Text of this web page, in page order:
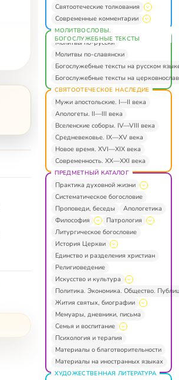
Святоотеческие толкования
Современные комментарии
МОЛИТВОСЛОВЫ.
БОГОСЛУЖЕБНЫЕ ТЕКСТЫ
Молитвы по-русски
Молитвы по-славянски
Богослужебные тексты на русском
Богослужебные тексты на
СВЯТООТЕЧЕСКОЕ НАСЛЕДИЕ
Мужи апостольские. I—II века
Апологеты. II—III века
Вселенские соборы. IV—VIII века
Средневековье. IX—XV века
Новое время. XVI—XIX века
Современность. XX—XXI века
ПРЕДМЕТНЫЙ КАТАЛОГ
Практика духовной жизни
Систематическое богословие
Проповеди, беседы
Апологетика
Философия
Патрология
Литургическое богословие
История Церкви
Единство и разделения христиан
Религиоведение
Искусство и культура
Политика. Экономика. Общество.
Жития святых, биографии
Мемуары, дневники, письма
Семья и воспитание
Психология и терапия
Материалы о благотворительности
Материалы на иностранных языках
ХУДОЖЕСТВЕННАЯ ЛИТЕРАТУРА